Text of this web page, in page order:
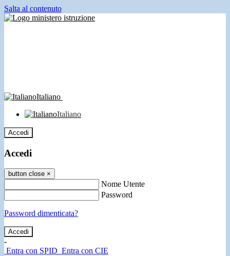
Salta al contenuto
Italiano
Italiano
Accedi
Accedi
button close ×
Nome Utente
Password
Password dimenticata?
-
Entra con SPID Entra con CIE